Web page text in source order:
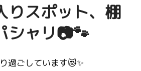
りスポット、棚
シャリ📷🐾
過ごしています😻✨